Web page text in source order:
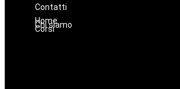
Prodotti per ricostruzione unghie
Contatti
Home
Chi siamo
Corsi